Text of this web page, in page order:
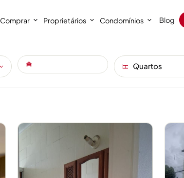
Comprar Proprietários Condomínios Blog
Quartos